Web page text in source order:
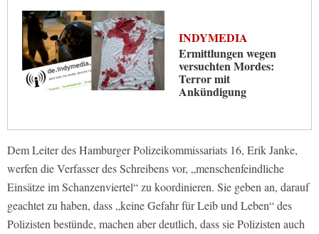
INDYMEDIA
Ermittlungen wegen
versuchten Mordes:
Terror mit
Ankündigung
Dem Leiter des Hamburger Polizeikommissariats 16, Erik Janke,
werfen die Verfasser des Schreibens vor, „menschenfeindliche
Einsätze im Schanzenviertel“ zu koordinieren. Sie geben an, darauf
geachtet zu haben, dass „keine Gefahr für Leib und Leben“ des
Polizisten bestünde, machen aber deutlich, dass sie Polizisten auch